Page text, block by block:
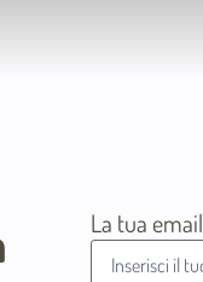
La tua email